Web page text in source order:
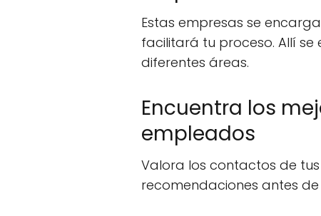
Estas empresas se
facilitará tu proceso. Allí
diferentes áreas.
Encuentra los
empleados
Valora los contactos de
recomendaciones antes